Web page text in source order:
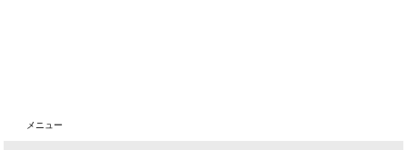
メニュー